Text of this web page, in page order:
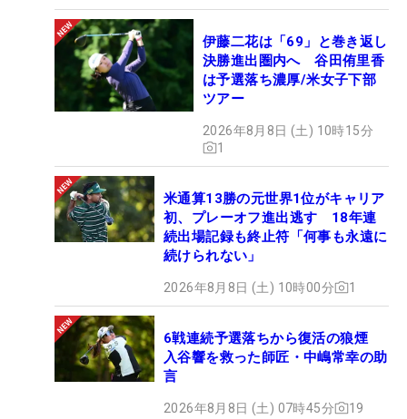
伊藤二花は「69」と巻き返し
決勝進出圏内へ 谷田侑里香
は予選落ち濃厚/米女子下部
ツアー
2026年8月8日 (土) 10時15分
1
米通算13勝の元世界1位がキャリア
初、プレーオフ進出逃す 18年連
続出場記録も終止符「何事も永遠に
続けられない」
2026年8月8日 (土) 10時00分 1
6戦連続予選落ちから復活の狼煙
入谷響を救った師匠・中嶋常幸の助
言
2026年8月8日 (土) 07時45分 19